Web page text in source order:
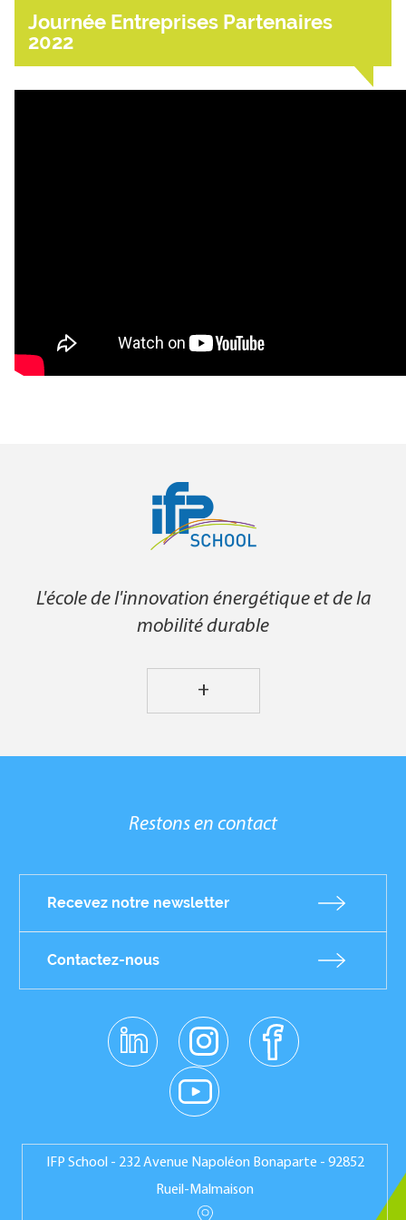
Journée Entreprises Partenaires
2022
L'école de l'innovation énergétique et de la
mobilité durable
+
Restons en contact
Recevez notre newsletter
Contactez-nous
linkedin
instagr
am
facebo
ok
youtub
e
IFP School - 232 Avenue Napoléon Bonaparte - 92852
Rueil-Malmaison